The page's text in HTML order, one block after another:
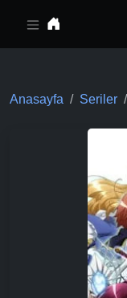
Anasayfa Seriler